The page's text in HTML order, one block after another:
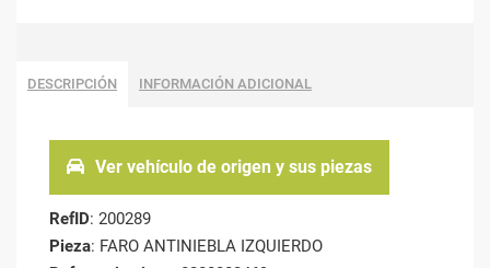
DESCRIPCIÓN INFORMACIÓN ADICIONAL
Ver vehículo de origen y sus piezas
RefID: 200289
Pieza: FARO ANTINIEBLA IZQUIERDO